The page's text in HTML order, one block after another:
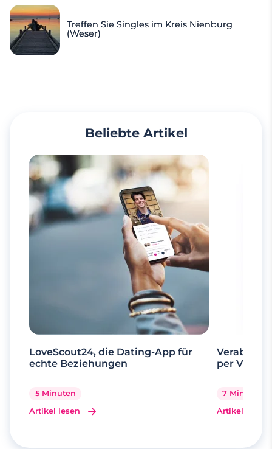
Treffen Sie Singles im Kreis Nienburg
(Weser)
Beliebte Artikel
LoveScout24, die Dating-App für
echte Beziehungen
5 Minuten
Artikel lesen
per
7 Minuten
Artikel lesen